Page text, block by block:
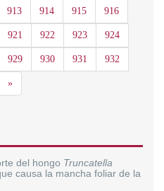
913 914 915 916
921 922 923 924
929 930 931 932
»Siguiente
del hongo Truncatella
causa la mancha foliar de la